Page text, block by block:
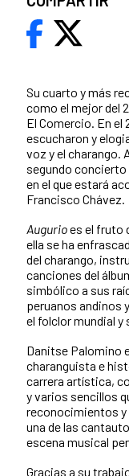
Su cuarto y más
como el mejor del
El Comercio. En el
escucharon y
voz y el charango.
segundo
en el que estará
Francisco Chávez.
Augurioes el fruto
ella se ha
del charango,
canciones del
simbólico a sus
peruanos andinos
el folclor mundial
Danitse Palomino
charanguista e
carrera artística,
y varios sencillos
reconocimientos y
una de las
escena musical
Gracias a su